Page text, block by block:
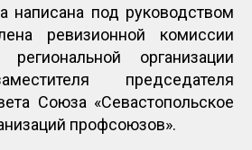
написана под руководством
ревизионной комиссии
региональной организации
председателя
Союза «Севастопольское
профсоюзов».